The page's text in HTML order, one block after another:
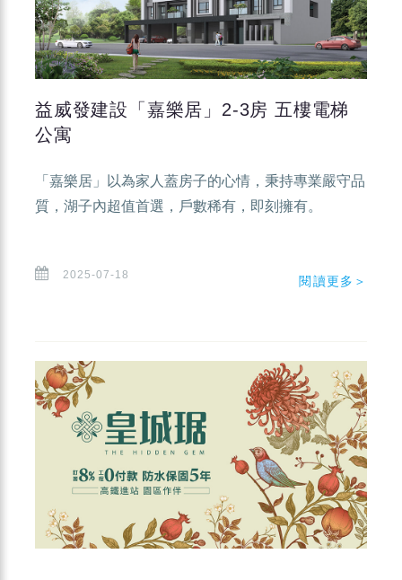
益威發建設「嘉樂居」2-3房 五樓電梯
公寓
「嘉樂居」以為家人蓋房子的心情，秉持專業嚴守品
質，湖子內超值首選，戶數稀有，即刻擁有。
2025-07-18 閱讀更多＞